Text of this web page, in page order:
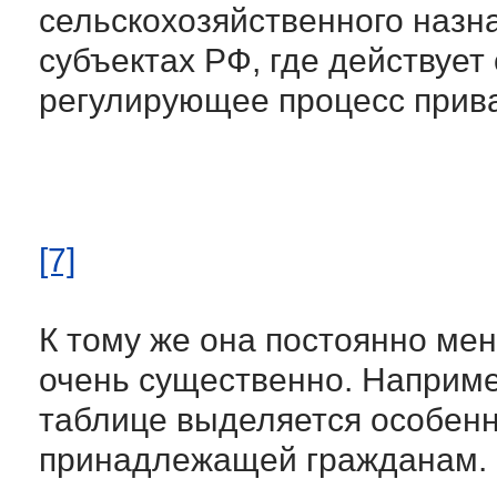
сельскохозяйственного
субъектах РФ, где
регулирующее процесс
[7]
К тому же она постоянно
очень существенно.
таблице выделяется
принадлежащей гражданам.